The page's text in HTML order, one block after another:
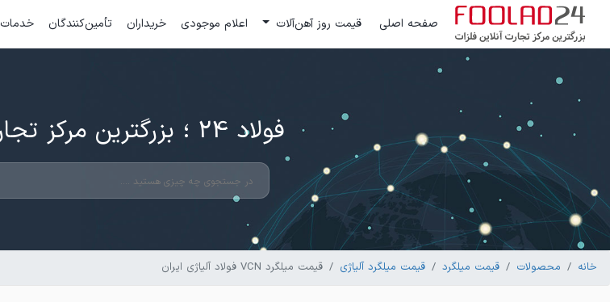
صفحه اصلی قیمت روز آهن‌آلات اعلام موجودی خریداران تأمین‌کنندگان خدمات
فولاد 24 ؛ بزرگترین مرکز تجارت آنلاین فلزات
خانه محصولات قیمت میلگرد قیمت میلگرد آلیاژی قیمت میلگرد VCN فولاد آلیاژی ایران